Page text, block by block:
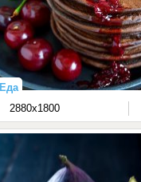
Еда
2880x1800